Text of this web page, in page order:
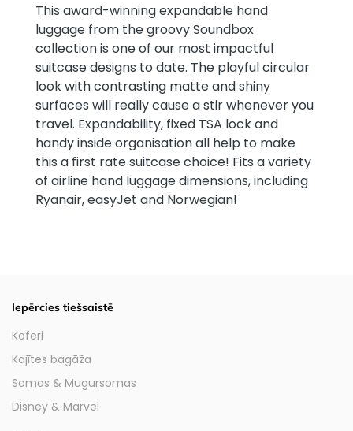
This award-winning expandable hand
luggage from the groovy Soundbox
collection is one of our most impactful
suitcase designs to date. The playful circular
look with contrasting matte and shiny
surfaces will really cause a stir whenever you
travel. Expandability, fixed TSA lock and
handy inside organisation all help to make
this a first rate suitcase choice! Fits a variety
of airline hand luggage dimensions, including
Ryanair, easyJet and Norwegian!
Iepērcies tiešsaistē
Koferi
Kajītes bagāža
Somas & Mugursomas
Disney & Marvel